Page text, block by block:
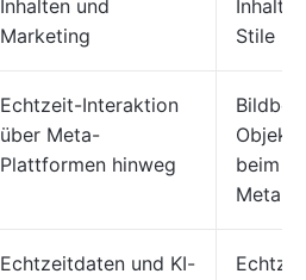
Inhalten und
Marketing
Stile
Echtzeit-Interaktion
über Meta-
Plattformen hinweg
beim
Meta
Echtzeitdaten und KI-